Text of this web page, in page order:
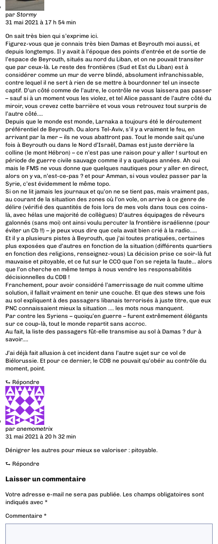
parStormy
31 mai 2021 à 17 h 54 min
On sait très bien qui s’exprime ici.
Figurez-vous que je connais très bien Damas et Beyrouth moi aussi, et
depuis longtemps. Il y avait à l’époque des points d’entrée et de sortie de
l’espace de Beyrouth, situés au nord du Liban, et on ne pouvait transiter
que par ceux-là. Le reste des frontières (Sud et Est du Liban) est à
considérer comme un mur de verre blindé, absolument infranchissable,
contre lequel il ne sert à rien de se mettre à bourdonner tel un insecte
captif. D’un côté comme de l’autre, le contrôle ne vous laissera pas passer
– sauf si à un moment vous les violez, et tel Alice passant de l’autre côté du
miroir, vous crevez cette barrière et vous vous retrouvez tout surpris de
l’autre côté….
Depuis que le monde est monde, Larnaka a toujours été le déroutement
préférentiel de Beyrouth. Ou alors Tel-Aviv, s’il y a vraiment le feu, en
arrivant par la mer – ils ne vous abattront pas. Tout le monde sait qu’une
fois à Beyrouth ou dans le Nord d’Israël, Damas est juste derrière la
colline (le mont Hébron) – ce n’est pas une raison pour y aller ! surtout en
période de guerre civile sauvage comme il y a quelques années. Ah oui
mais le FMS ne vous donne que quelques nautiques pour y aller en direct,
alors on y va, n’est-ce-pas ? et pour Amman, si vous voulez passer par la
Syrie, c’est évidemment le même topo.
Si on ne lit jamais les journaux et qu’on ne se tient pas, mais vraiment pas,
au courant de la situation des zones où l’on vole, on arrive à ce genre de
délire (vérifié des quantités de fois lors de mes vols dans tous ces coins-
là, avec hélas une majorité de collègues) D’autres équipages de rêveurs
galonnés (sans moi) ont ainsi voulu percuter la frontière israélienne (pour
éviter un Cb !!) – je peux vous dire que cela avait bien crié à la radio…..
Et il y a plusieurs pistes à Beyrouth, que j’ai toutes pratiquées, certaines
plus exposées que d’autres en fonction de la situation (différents quartiers
en fonction des religions, renseignez-vous) La décision prise ce soir-là fut
mauvaise et pitoyable, et ce fut sur le CCO que l’on se rejeta la faute… alors
que l’on cherche en même temps à nous vendre les responsabilités
décisionnelles du CDB !
Franchement, pour avoir considéré l’amerrissage de nuit comme ultime
solution, il fallait vraiment en tenir une couche. Et que des stews une fois
au sol expliquent à des passagers libanais terrorisés à juste titre, que eux
PNC connaissaient mieux la situation …. les mots nous manquent.
Par contre les Syriens – quoiqu’en guerre – furent extrêmement élégants
sur ce coup-là, tout le monde repartit sans accroc.
Au fait, la liste des passagers fût-elle transmise au sol à Damas ? dur à
savoir….
J’ai déjà fait allusion à cet incident dans l’autre sujet sur ce vol de
Biélorussie. Et pour ce dernier, le CDB ne pouvait qu’obéir au contrôle du
moment, point.
⮑ Répondre
paranemometrix
31 mai 2021 à 20 h 32 min
Dénigrer les autres pour mieux se valoriser : pitoyable.
⮑ Répondre
Laisser un commentaire
Votre adresse e-mail ne sera pas publiée. Les champs obligatoires sont
indiqués avec*
Commentaire*